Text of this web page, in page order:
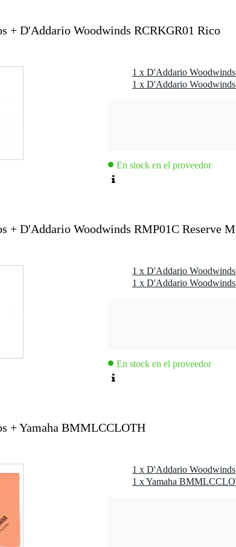
+ D'Addario Woodwinds RCRKGR01 Rico
En stock en el proveedor
+ D'Addario Woodwinds RMP01C Reserve
En stock en el proveedor
+ Yamaha BMMLCCLOTH